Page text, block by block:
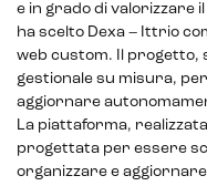
e in grado di valorizzare
ha scelto Dexa – Ittrio
web custom. Il progetto,
gestionale su misura,
aggiornare
La piattaforma,
progettata per essere
organizzare e